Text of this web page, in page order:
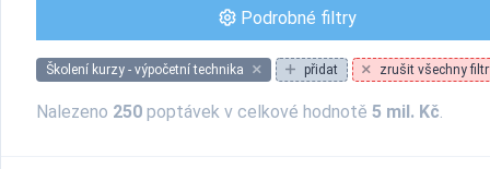
Podrobné filtry
Školení kurzy - výpočetní technika přidat zrušit všechny
Nalezeno 250 poptávek v celkové hodnotě 5 mil. Kč.